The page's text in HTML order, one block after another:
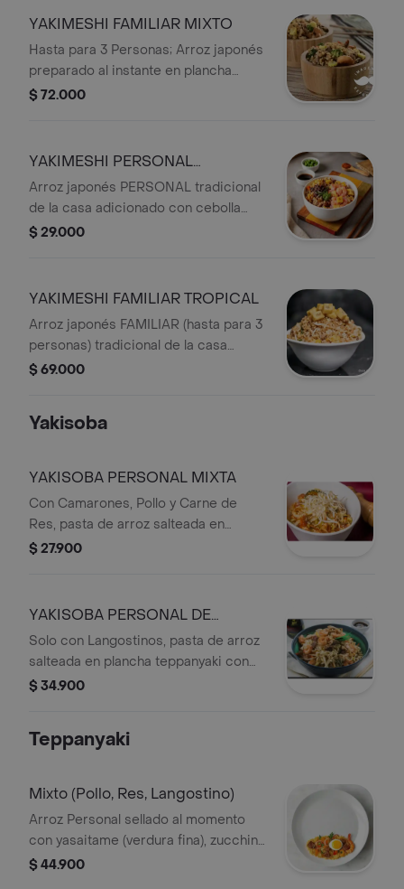
YAKIMESHI FAMILIAR MIXTO
Hasta para 3 Personas; Arroz japonés
preparado al instante en plancha
teppanyaki, salteado con verduras
teriyaki artesanales de la casa.
$ 72.000
YAKIMESHI PERSONAL
TROPICAL
Arroz japonés PERSONAL tradicional
de la casa adicionado con cebolla
roja, cilantro y PLÁTANOS maduros en
$ 29.000
YAKIMESHI FAMILIAR TROPICAL
Arroz japonés FAMILIAR (hasta para 3
personas) tradicional de la casa
adicionado con cebolla roja, cilantro y
sabor.
$ 69.000
Yakisoba
YAKISOBA PERSONAL MIXTA
Con Camarones, Pollo y Carne de
Res, pasta de arroz salteada en
plancha teppanyaki con zucchini
salsas soya y tonkatsu artesanales de
$ 27.900
YAKISOBA PERSONAL DE
CAMARONES
Solo con Langostinos, pasta de arroz
salteada en plancha teppanyaki con
zucchini verde y amarillo, repollo, raíz
artesanales de la casa.
$ 34.900
Teppanyaki
Mixto (Pollo, Res, Langostino)
Arroz Personal sellado al momento
con yasaitame (verdura fina), zucchini
verde y amarillo, cebolla roja, raíz
$ 44.900